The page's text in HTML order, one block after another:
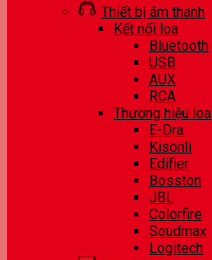
Thiết bị âm thanh
Kết nối loa
Bluetooth
USB
AUX
RCA
Thương hiệu loa
E-Dra
Kisonli
Edifier
Bosston
JBL
Colorfire
Soudmax
Logitech